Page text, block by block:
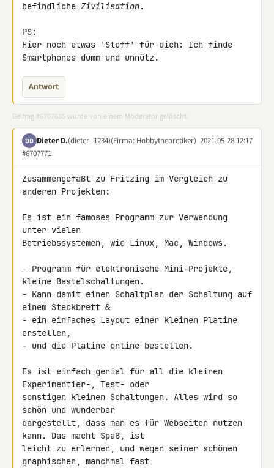
befindliche Zivilisation.
PS:
Hier noch etwas 'Stoff' für dich: Ich finde
Smartphones dumm und unnütz.
Antwort
Beitrag #6707685 wurde von einem Moderator gelöscht.
DD Dieter D.(dieter_1234)(Firma: Hobbytheoretiker) 2021-05-28 12:17
#6707771
Zusammengefaßt zu Fritzing im Vergleich zu
anderen Projekten:
Es ist ein famoses Programm zur Verwendung
unter vielen
Betriebssystemen, wie Linux, Mac, Windows.
- Programm für elektronische Mini-Projekte,
kleine Bastelschaltungen.
- Kann damit einen Schaltplan der Schaltung auf
einem Steckbrett &
- ein einfaches Layout einer kleinen Platine
erstellen,
- und die Platine online bestellen.
Es ist einfach genial für all die kleinen
Experimentier-, Test- oder
sonstigen kleinen Schaltungen. Alles wird so
schön und wunderbar
dargestellt, dass man es für Webseiten nutzen
kann. Das macht Spaß, ist
leicht zu erlernen, und wegen seiner schönen
graphischen, manchmal fast